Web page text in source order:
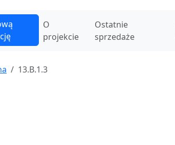
O
projekcie
Ostatnie
sprzedaże
13.B.1.3